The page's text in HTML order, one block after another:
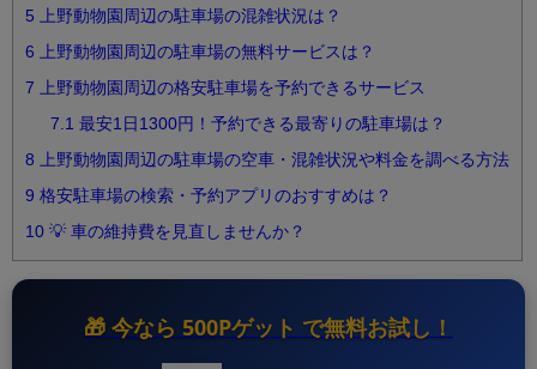
5 上野動物園周辺の駐車場の混雑状況は？
6 上野動物園周辺の駐車場の無料サービスは？
7 上野動物園周辺の格安駐車場を予約できるサービス
7.1 最安1日1300円！予約できる最寄りの駐車場は？
8 上野動物園周辺の駐車場の空車・混雑状況や料金を調べる方法
9 格安駐車場の検索・予約アプリのおすすめは？
10 💡 車の維持費を見直しませんか？
🎁 今なら 500Pゲット で無料お試し！